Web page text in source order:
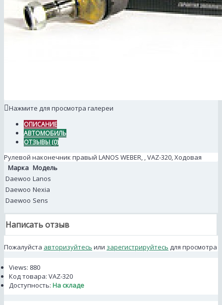
Нажмите для просмотра галереи
ОПИСАНИЕ
АВТОМОБИЛЬ
ОТЗЫВЫ (0)
Рулевой наконечник правый LANOS WEBER, , VAZ-320, Ходовая
Марка Модель
Daewoo Lanos
Daewoo Nexia
Daewoo Sens
Написать отзыв
Пожалуйста авторизуйтесь или зарегистрируйтесь для просмотра
Views: 880
Код товара: VAZ-320
Доступность: На складе